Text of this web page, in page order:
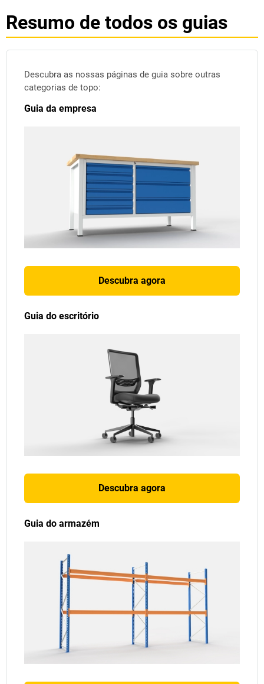
Resumo de todos os guias
Descubra as nossas páginas de guia sobre outras
categorias de topo:
Guia da empresa
Descubra agora
Guia do escritório
Descubra agora
Guia do armazém